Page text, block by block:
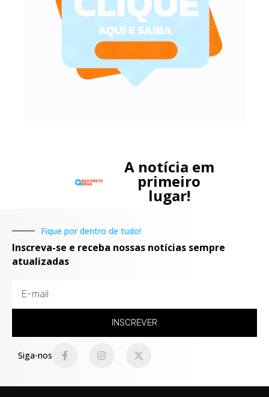
A notícia em
primeiro
lugar!
Fique por dentro de tudo!
Inscreva-se e receba nossas notícias sempre
atualizadas
INSCREVER
Siga-nos